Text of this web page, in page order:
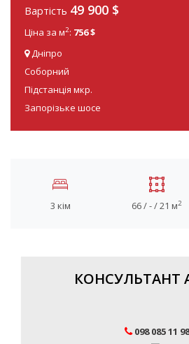
Вартість 49 900 $
Ціна за м2: 756 $
Дніпро
Соборний
Підстанція мкр.
Запорізьке шосе
3 кім 66 / - / 21 м2
КОНСУЛЬТАНТ
098 085 11 98